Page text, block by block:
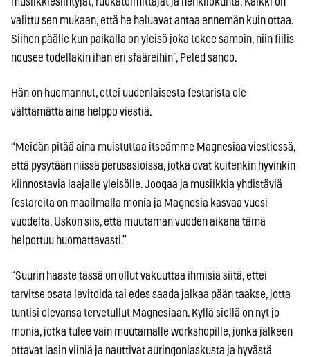
valittu sen mukaan, että he haluavat antaa ennemän kuin ottaa.
Siihen päälle kun paikalla on yleisö joka tekee samoin, niin fiilis
nousee todellakin ihan eri sfääreihin”, Peled sanoo.
Hän on huomannut, ettei uudenlaisesta festarista ole
välttämättä aina helppo viestiä.
“Meidän pitää aina muistuttaa itseämme Magnesiaa viestiessä,
että pysytään niissä perusasioissa, jotka ovat kuitenkin hyvinkin
kiinnostavia laajalle yleisölle. Joogaa ja musiikkia yhdistäviä
festareita on maailmalla monia ja Magnesia kasvaa vuosi
vuodelta. Uskon siis, että muutaman vuoden aikana tämä
helpottuu huomattavasti.”
“Suurin haaste tässä on ollut vakuuttaa ihmisiä siitä, ettei
tarvitse osata levitoida tai edes saada jalkaa pään taakse, jotta
tuntisi olevansa tervetullut Magnesiaan. Kyllä siellä on nyt jo
monia, jotka tulee vain muutamalle workshopille, jonka jälkeen
ottavat lasin viiniä ja nauttivat auringonlaskusta ja hyvästä